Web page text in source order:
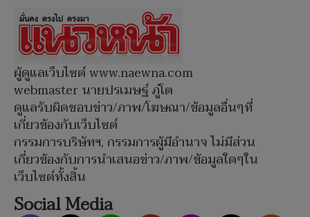
ผู้ดูแลเว็บไซต์ www.naewna.com
webmaster นายปรเมษฐ์ ภู่โต
ดูแลรับผิดชอบข่าว/ภาพ/โฆษณา/ข้อมูลอื่นๆที่
เกี่ยวข้องกับเว็บไซต์
กรรมการบริษัทฯ, กรรมการผู้มีอำนาจ ไม่มีส่วน
เกี่ยวข้องกับการนำเสนอข่าว/ภาพ/ข้อมูลใดๆใน
เว็บไซต์ทั้งสิ้น
Social Media